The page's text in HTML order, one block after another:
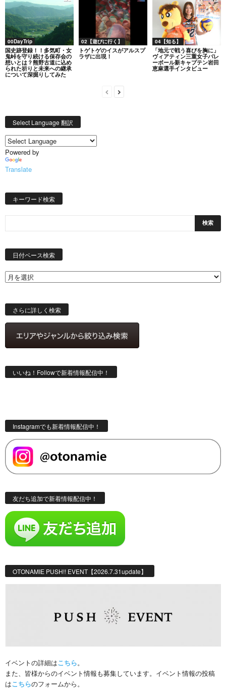
00DayTrip
国史跡登録！！多気町・女
鬼峠を守り続ける保存会の
想いとは？熊野古道に込め
られた祈りと未来への継承
について深掘りしてみた
02【遊びに行く】
トゲトゲのイスがアルスプ
ラザに出現！
04【知る】
「地元で戦う喜びを胸に」
ヴィアティン三重女子バレ
ーボール新キャプテン岩田
恵麻選手インタビュー
Select Language 翻訳
Powered by
Translate
キーワード検索
日付ベース検索
ス
索
さらに詳しく検索
いいね！Followで新着情報配信中！
Instagramでも新着情報配信中！
友だち追加で新着情報配信中！
OTONAMIE PUSH!! EVENT【2026.7.31update】
イベントの詳細はこちら。
また、皆様からのイベント情報も募集しています。イベント情報の投稿
はこちらのフォームから。